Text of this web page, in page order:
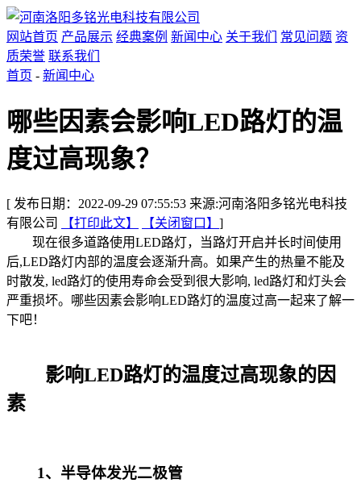
网站首页 产品展示 经典案例 新闻中心 关于我们 常见问题 资
质荣誉 联系我们
首页 - 新闻中心
哪些因素会影响LED路灯的温
度过高现象？
[ 发布日期：2022-09-29 07:55:53 来源:河南洛阳多铭光电科技
有限公司
【打印此文】 【关闭窗口】 ]
现在很多道路使用LED路灯，当路灯开启并长时间使用
后,LED路灯内部的温度会逐渐升高。如果产生的热量不能及
时散发, led路灯的使用寿命会受到很大影响, led路灯和灯头会
严重损坏。哪些因素会影响LED路灯的温度过高一起来了解一
下吧！
影响LED路灯的温度过高现象的因
素
1、半导体发光二极管